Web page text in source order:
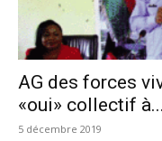
AG des forces
«oui» collectif à...
5 décembre 2019